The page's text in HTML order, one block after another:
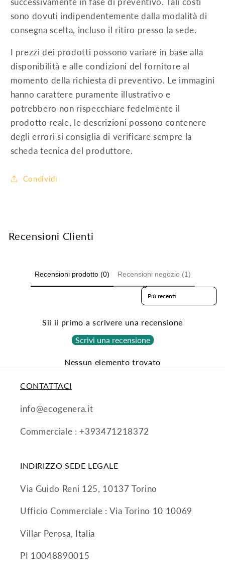
sono dovuti indipendentemente dalla modalità di
consegna scelta, incluso il ritiro presso la sede.
I prezzi dei prodotti possono variare in base alla
disponibilità e alle condizioni del fornitore al
momento della richiesta di preventivo. Le immagini
hanno carattere puramente illustrativo e
potrebbero non rispecchiare fedelmente il
prodotto reale, le descrizioni possono contenere
degli errori si consiglia di verificare sempre la
scheda tecnica del produttore.
Condividi
Recensioni Clienti
Recensioni prodotto (0) Recensioni negozio (1)
Sort reviews by
Sii il primo a scrivere una recensione
Scrivi una recensione
Nessun elemento trovato
CONTATTACI
info@ecogenera.it
Commerciale : +393471218372
INDIRIZZO SEDE LEGALE
Via Guido Reni 125, 10137 Torino
Ufficio Commerciale : Via Torino 10 10069
Villar Perosa, Italia
PI 10048890015